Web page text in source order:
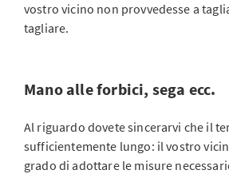
vostro vicino non provvedesse a
tagliare.
Mano alle forbici, sega ecc.
Al riguardo dovete sincerarvi che il
sufficientemente lungo: il vostro
grado di adottare le misure